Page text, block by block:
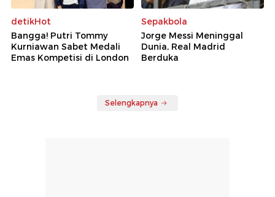
detikHot
Bangga! Putri Tommy
Kurniawan Sabet Medali
Emas Kompetisi di London
Sepakbola
Jorge Messi Meninggal
Dunia, Real Madrid
Berduka
Selengkapnya